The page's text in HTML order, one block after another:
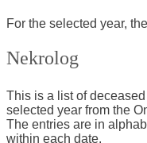
For the selected year,
Nekrolog
This is a list of
selected year from the
The entries are in
within each date.